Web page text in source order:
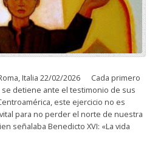
Italia 22/02/2026 Cada primero
detiene ante el testimonio de sus
este ejercicio no es
para no perder el norte de nuestra
señalaba Benedicto XVI: «La vida